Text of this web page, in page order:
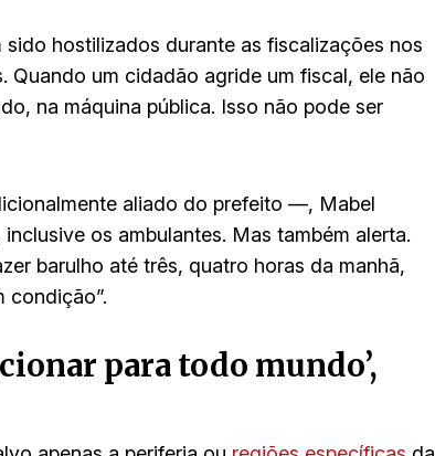
hostilizados durante as fiscalizações nos
Quando um cidadão agride um fiscal, ele não
na máquina pública. Isso não pode ser
aliado do prefeito —, Mabel
os ambulantes. Mas também alerta.
barulho até três, quatro horas da manhã,
condição”.
para todo mundo’,